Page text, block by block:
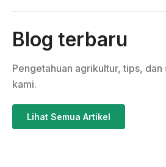
Blog terbaru
Pengetahuan agrikultur, tips,
kami.
Lihat Semua Artikel